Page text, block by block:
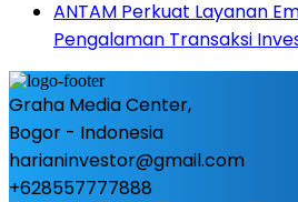
ANTAM Perkuat Layanan
Pengalaman Transaksi
Graha Media Center,
Bogor - Indonesia
harianinvestor@gmail.com
+628557777888